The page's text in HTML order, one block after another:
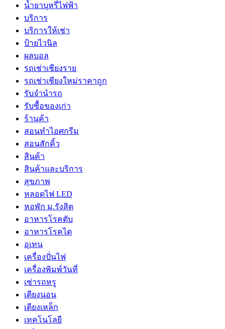
น้ำยาบุหรี่ไฟฟ้า
บริการ
บริการให้เช่า
ป้ายไวนิล
ผลบอล
รถเช่าเชียงราย
รถเช่าเชียงใหม่ราคาถูก
รับจำนำรถ
รับซื้อของเก่า
ร้านค้า
สอนทำไอศกรีม
สอนสักคิ้ว
สินค้า
สินค้าและบริการ
สุขภาพ
หลอดไฟ LED
หอพัก ม.รังสิต
อาหารโรคตับ
อาหารโรคไต
อุเทน
เครื่องปั่นไฟ
เครื่องพิมพ์วันที่
เช่ารถหรู
เตียงนอน
เตียงเหล็ก
เทคโนโลยี